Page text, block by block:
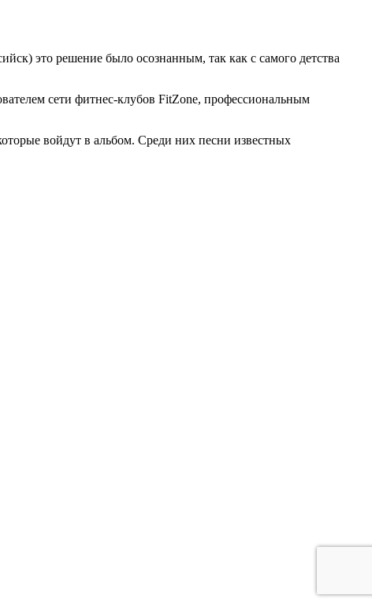
это решение было осознанным, так как с самого детства
сети фитнес-клубов FitZone, профессиональным
войдут в альбом. Среди них песни известных